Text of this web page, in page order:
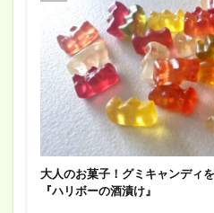
大人のお菓子！グミキャンディ
『ハリボーの酒漬け』